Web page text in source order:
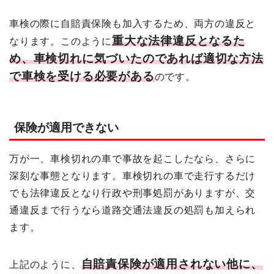
車検の際に自賠責保険も加入するため、両方の違反と
なります。このように重大な法律違反となるた
め、車検切れに気づいたのであれば適切な方法
で車検を受ける必要があるのです。
保険が適用できない
万が一、車検切れの車で事故を起こしたなら、さらに
深刻な事態となります。車検切れの車で走行するだけ
でも法律違反となり行政や刑事処罰がありますが、交
通違反まで行うなら道路交通法違反の処罰も加えられ
ます。
上記のように、 自賠責保険が適用されない他に、